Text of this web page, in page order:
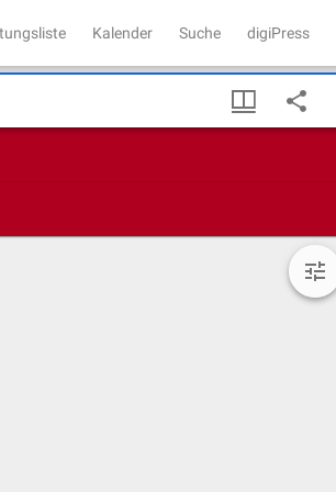
Kalender Suche digiPress